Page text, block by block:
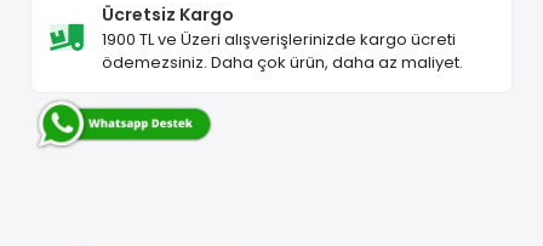
Ücretsiz Kargo
1900 TL ve Üzeri alışverişlerinizde kargo ücreti
ödemezsiniz. Daha çok ürün, daha az maliyet.